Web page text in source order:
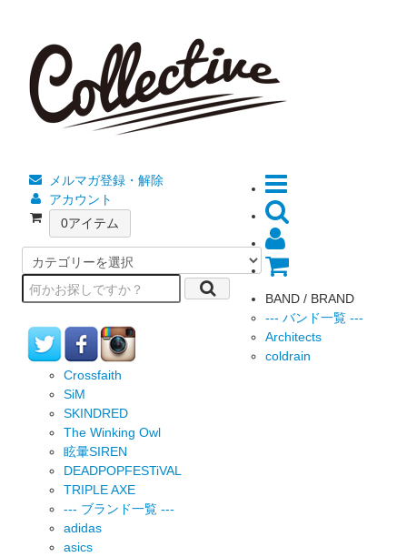
メルマガ登録・解除
アカウント
0アイテム
BAND / BRAND
--- バンド一覧 ---
Architects
coldrain
Crossfaith
SiM
SKINDRED
The Winking Owl
眩暈SIREN
DEADPOPFESTiVAL
TRIPLE AXE
--- ブランド一覧 ---
adidas
asics